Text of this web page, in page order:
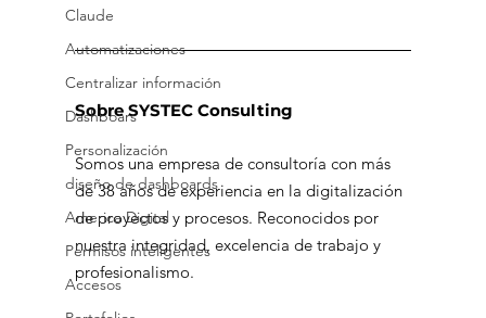
Claude
Automatizaciones
Centralizar información
Dashboars
Personalización
diseño de dashboards
America Digital
Permisos inteligentes
Accesos
Errores comunes en hojas de
Smartsheet y cómo evitarlos desde
el inicio
Sobre SYSTEC Consulting
Somos una empresa de consultoría con más
de 38 años de experiencia en la digitalización
de proyectos y procesos. Reconocidos por
nuestra integridad, excelencia de trabajo y
profesionalismo.